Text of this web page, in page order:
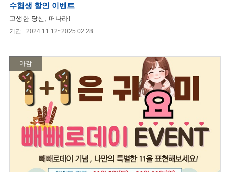
수험생 할인 이벤트
고생한 당신, 떠나라!
기간 : 2024.11.12~2025.02.28
마감